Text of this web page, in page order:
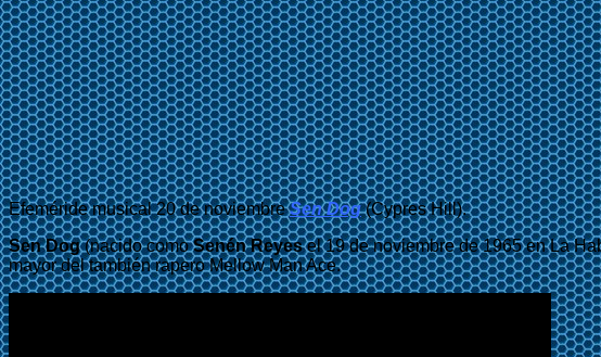
Efeméride musical 20 de noviembreSen Dog(Cypres Hill).
Sen Dog(nacido comoSenén Reyesel 19 de noviembre de 1965 en La
mayor del también rapero Mellow Man Ace.